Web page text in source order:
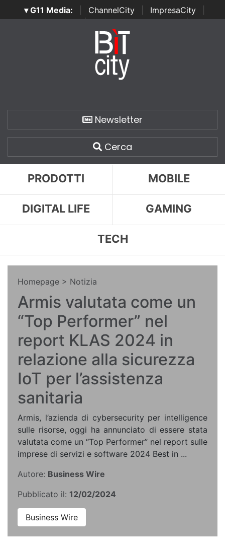
▾ G11 Media: ChannelCity ImpresaCity
SecurityOpenLab | Italian Channel Awards | Italian
Italian Security Awards
Newsletter
Cerca
PRODOTTI MOBILE
DIGITAL LIFE GAMING
TECH
Homepage > Notizia
Armis valutata come un
“Top Performer” nel
report KLAS 2024 in
relazione alla sicurezza
IoT per l’assistenza
sanitaria
Armis, l’azienda di cybersecurity per intelligence
sulle risorse, oggi ha annunciato di essere stata
valutata come un “Top Performer” nel report sulle
imprese di servizi e software 2024 Best in ...
Autore: Business Wire
Pubblicato il: 12/02/2024
Business Wire